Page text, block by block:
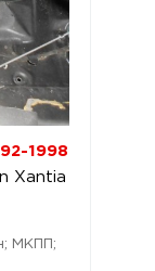
1998
Xantia
МКПП;